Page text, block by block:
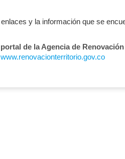
y la información que se
de la Agencia de
www.renovacionterritorio.gov.co